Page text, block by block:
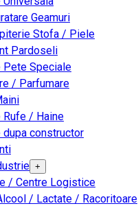
Geamuri
Stofa / Piele
Pardoseli
Pete Speciale
/ Parfumare
Rufe / Haine
dupa constructor
+
/ Centre Logistice
/ Lactate / Racoritoare